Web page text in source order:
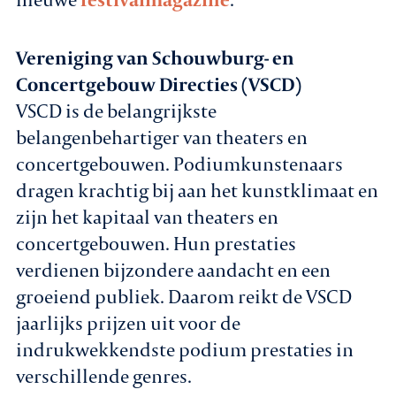
Vereniging van Schouwburg- en
Concertgebouw Directies (VSCD)
VSCD is de belangrijkste
belangenbehartiger van theaters en
concertgebouwen. Podiumkunstenaars
dragen krachtig bij aan het kunstklimaat en
zijn het kapitaal van theaters en
concertgebouwen. Hun prestaties
verdienen bijzondere aandacht en een
groeiend publiek. Daarom reikt de VSCD
jaarlijks prijzen uit voor de
indrukwekkendste podium prestaties in
verschillende genres.